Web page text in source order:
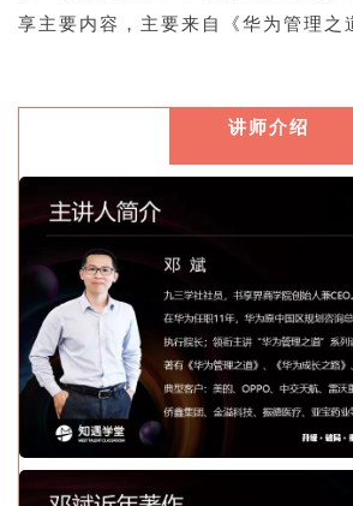
享主要内容，主要来自
《华为管理之
讲师介绍